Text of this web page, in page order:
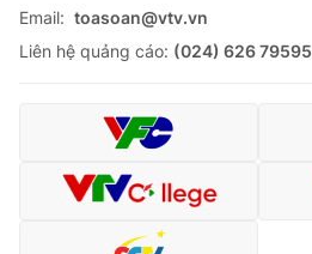
Email: toasoan@vtv.vn
Liên hệ quảng cáo: (024) 626 79595